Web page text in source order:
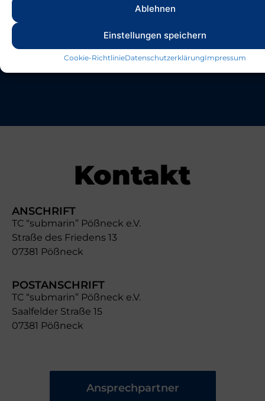
Ablehnen
Einstellungen speichern
Cookie-RichtlinieDatenschutzerklärungImpressum
Blog
Kontakt
ANSCHRIFT
TC “submarin” Pößneck e.V.
Straße des Friedens 13
07381 Pößneck
POSTANSCHRIFT
TC “submarin” Pößneck e.V.
Saalfelder Straße 15
07381 Pößneck
Ansprechpartner